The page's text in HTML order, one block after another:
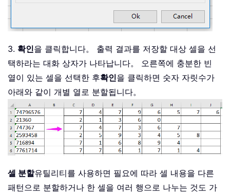
3. 확인을 클릭합니다。 출력 결과를 저장할 대상 셀을 선
택하라는 대화 상자가 나타납니다。 오른쪽에 충분한 빈
열이 있는 셀을 선택한 후확인을 클릭하면 숫자 자릿수가
아래와 같이 개별 열로 분할됩니다。
셀 분할유틸리티를 사용하면 필요에 따라 셀 내용을 다른
패턴으로 분할하거나 한 셀을 여러 행으로 나누는 것도 가